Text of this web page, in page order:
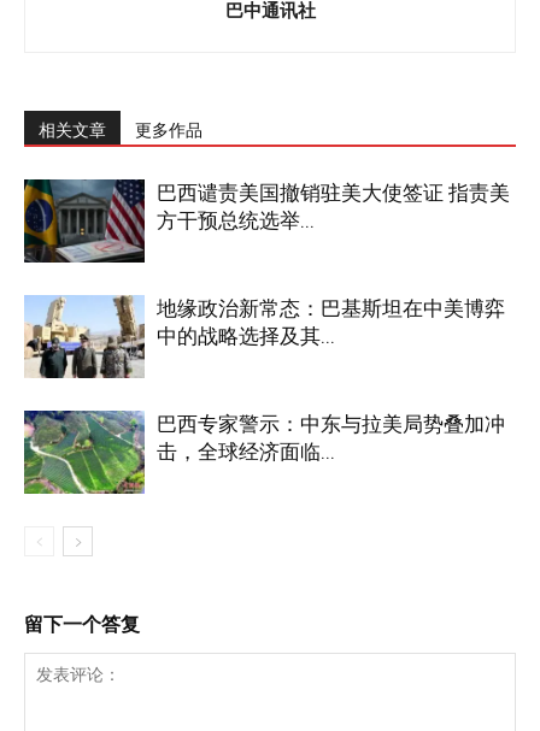
巴中通讯社
相关文章 更多作品
巴西谴责美国撤销驻美大使签证 指责美
方干预总统选举...
地缘政治新常态：巴基斯坦在中美博弈
中的战略选择及其...
巴西专家警示：中东与拉美局势叠加冲
击，全球经济面临...
留下一个答复